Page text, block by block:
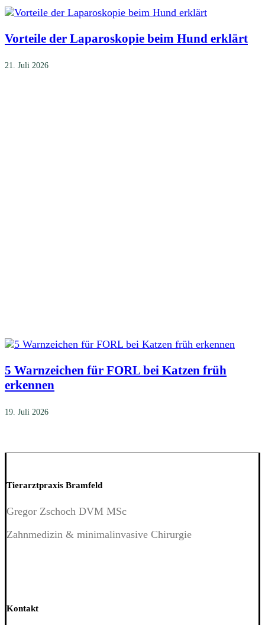
Vorteile der Laparoskopie beim Hund erklärt
21. Juli 2026
5 Warnzeichen für FORL bei Katzen früh
erkennen
19. Juli 2026
Tierarztpraxis Bramfeld
Gregor Zschoch DVM MSc
Zahnmedizin & minimalinvasive Chirurgie
Kontakt